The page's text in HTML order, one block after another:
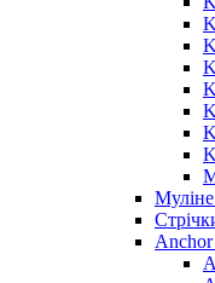
Муліне